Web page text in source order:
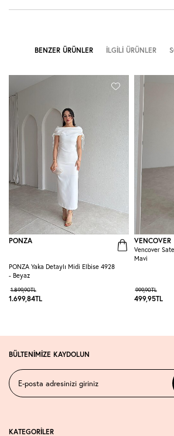
BENZER ÜRÜNLER İLGILI ÜRÜNLER
PONZA
PONZA Yaka Detaylı Midi Elbise 4928
- Beyaz
1.899,90TL
1.699,84TL
VENCOVER
Vencover
Mavi
999,90TL
499,95TL
BÜLTENİMİZE KAYDOLUN
KATEGORİLER